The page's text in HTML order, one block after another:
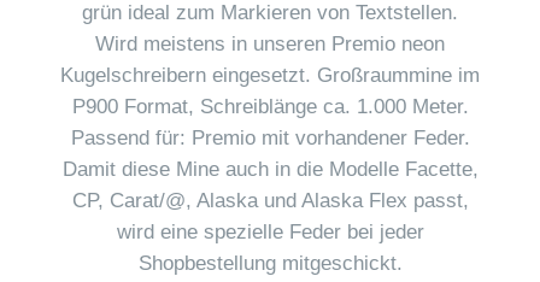
grün ideal zum Markieren von Textstellen.
Wird meistens in unseren Premio neon
Kugelschreibern eingesetzt. Großraummine im
P900 Format, Schreiblänge ca. 1.000 Meter.
Passend für: Premio mit vorhandener Feder.
Damit diese Mine auch in die Modelle Facette,
CP, Carat/@, Alaska und Alaska Flex passt,
wird eine spezielle Feder bei jeder
Shopbestellung mitgeschickt.